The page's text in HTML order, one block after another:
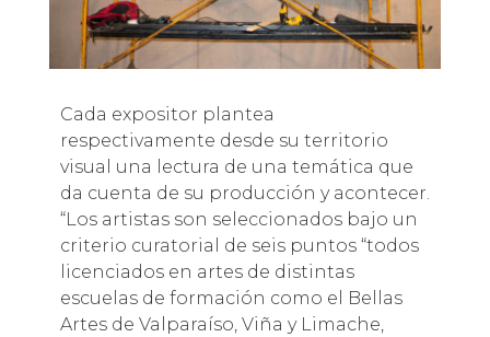
Cada expositor plantea
respectivamente desde su territorio
visual una lectura de una temática que
da cuenta de su producción y acontecer.
“Los artistas son seleccionados bajo un
criterio curatorial de seis puntos “todos
licenciados en artes de distintas
escuelas de formación como el Bellas
Artes de Valparaíso, Viña y Limache,